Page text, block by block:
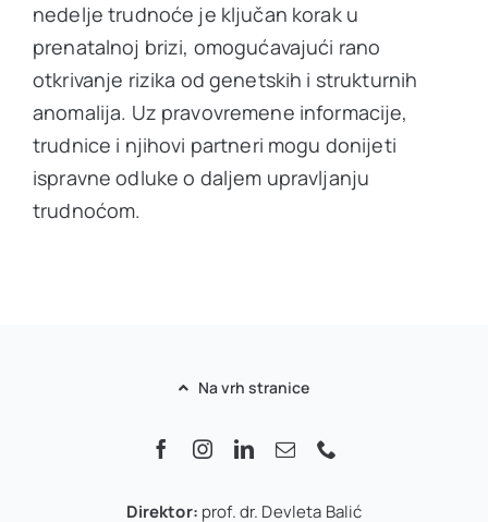
nedelje trudnoće je ključan korak u
prenatalnoj brizi, omogućavajući rano
otkrivanje rizika od genetskih i strukturnih
anomalija. Uz pravovremene informacije,
trudnice i njihovi partneri mogu donijeti
ispravne odluke o daljem upravljanju
trudnoćom.
Na vrh stranice
Direktor: prof. dr. Devleta Balić